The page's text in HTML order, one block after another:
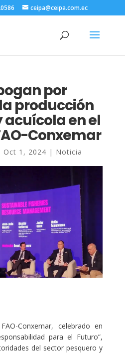
ceipa@ceipa.com.ec
por
producción
acuícola en el
Conxemar
Oct 1, 2024 | Noticia
Conxemar, celebrado en
para el Futuro”,
del sector pesquero y